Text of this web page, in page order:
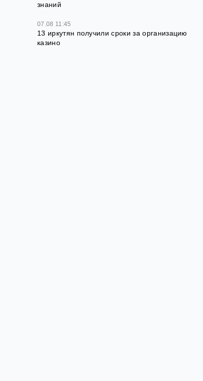
знаний
07.08 11:45
13 иркутян получили сроки за организацию
казино